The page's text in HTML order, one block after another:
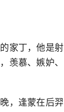
家丁，他是射
羡慕、嫉妒、
，逢蒙在后羿